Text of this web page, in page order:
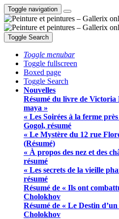
Toggle navigation
Toggle Search
Toggle menubar
Toggle fullscreen
Boxed page
Toggle Search
Nouvelles
Résumé du livre de
maya »
« Les Soirées à la ferme
Gogol, résumé
« Le Mystère du 12 rue
(Résumé)
« À propos des nez et des
résumé
« Les secrets de la vieille
résumé
Résumé de « Ils ont
Cholokhov
Résumé de « Le Destin
Cholokhov